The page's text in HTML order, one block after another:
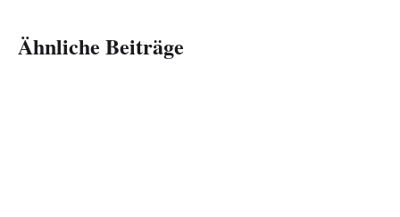
Ähnliche Beiträge